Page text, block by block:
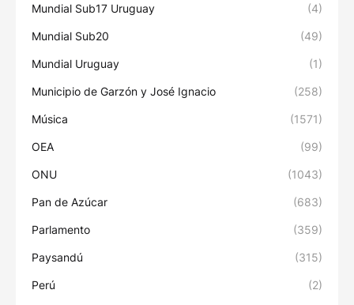
Mundial Sub17 Uruguay (4)
Mundial Sub20 (49)
Mundial Uruguay (1)
Municipio de Garzón y José Ignacio (258)
Música (1571)
OEA (99)
ONU (1043)
Pan de Azúcar (683)
Parlamento (359)
Paysandú (315)
Perú (2)